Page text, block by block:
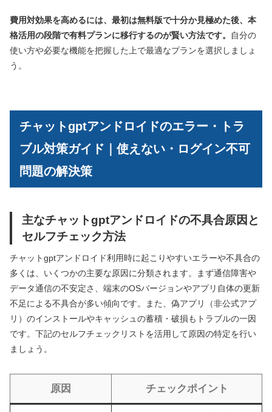
費用対効果を高めるには、最初は無料版で十分か見極めた後、本
格活用の段階で有料プランに移行するのが賢い方法です。
自分の
使い方や必要な機能を把握した上で最適なプランを選択しましょ
う。
チャットgptアンドロイドのエラー・トラ
ブル対策ガイド｜使えない・ログイン不可
問題の解決策
主なチャットgptアンドロイドの不具合原因と
セルフチェック方法
チャットgptアンドロイド利用時に起こりやすいエラーや不具合の
多くは、いくつかの主要な原因に分類されます。まず通信障害や
データ通信の不安定さ、端末のOSバージョンやアプリ自体の更新
不足による不具合が多い傾向です。また、偽アプリ（非公式アプ
リ）のインストールやキャッシュの蓄積・破損もトラブルの一因
です。下記のセルフチェックリストを活用して原因の特定を行い
ましょう。
原因 チェックポイント